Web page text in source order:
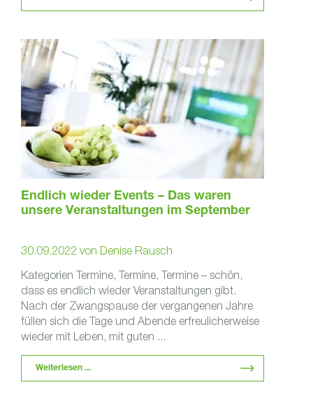
Endlich wieder Events – Das waren
unsere Veranstaltungen im September
30.09.2022 von Denise Rausch
Kategorien Termine, Termine, Termine – schön,
dass es endlich wieder Veranstaltungen gibt.
Nach der Zwangspause der vergangenen Jahre
füllen sich die Tage und Abende erfreulicherweise
wieder mit Leben, mit guten ...
Weiterlesen ...